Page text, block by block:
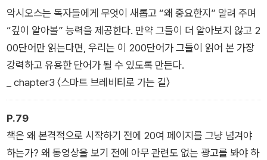
악시오스는 독자들에게 무엇이 새롭고 “왜 중요한지” 알려 주며
“깊이 알아볼” 능력을 제공한다. 만약 그들이 더 알아보지 않고 2
00단어만 읽는다면, 우리는 이 200단어가 그들이 읽어 본 가장
강력하고 유용한 단어가 될 수 있도록 만든다.
_ chapter3 〈스마트 브레비티로 가는 길〉
P.79
책은 왜 본격적으로 시작하기 전에 20여 페이지를 그냥 넘겨야
하는가? 왜 동영상을 보기 전에 아무 관련도 없는 광고를 봐야 하